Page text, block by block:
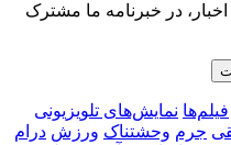
در خبرنامه ما مشترک
فیلم‌ها نمایش‌های تلویزیونی
جرم وحشتناک ورزش درام